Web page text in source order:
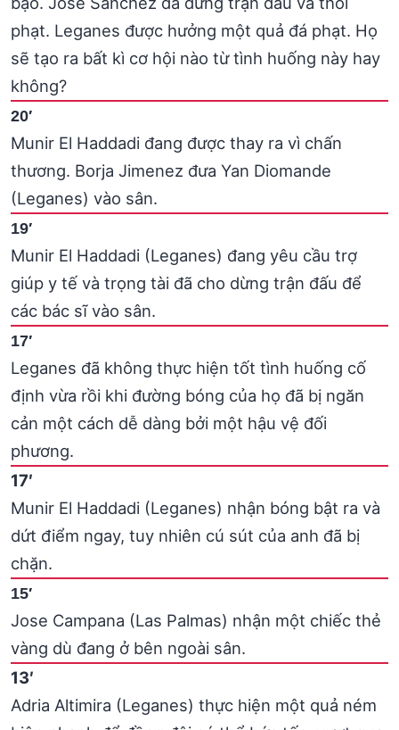
phạt. Leganes được hưởng một quả đá phạt. Họ
sẽ tạo ra bất kì cơ hội nào từ tình huống này hay
không?
20′
Munir El Haddadi đang được thay ra vì chấn
thương. Borja Jimenez đưa Yan Diomande
(Leganes) vào sân.
19′
Munir El Haddadi (Leganes) đang yêu cầu trợ
giúp y tế và trọng tài đã cho dừng trận đấu để
các bác sĩ vào sân.
17′
Leganes đã không thực hiện tốt tình huống cố
định vừa rồi khi đường bóng của họ đã bị ngăn
cản một cách dễ dàng bởi một hậu vệ đối
phương.
17′
Munir El Haddadi (Leganes) nhận bóng bật ra và
dứt điểm ngay, tuy nhiên cú sút của anh đã bị
chặn.
15′
Jose Campana (Las Palmas) nhận một chiếc thẻ
vàng dù đang ở bên ngoài sân.
13′
Adria Altimira (Leganes) thực hiện một quả ném